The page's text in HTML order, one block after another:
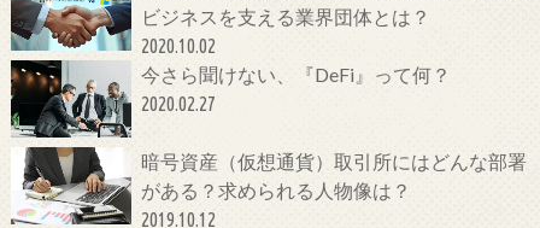
ビジネスを支える業界団体とは？
2020.10.02
今さら聞けない、『DeFi』って何？
2020.02.27
暗号資産（仮想通貨）取引所にはどんな部署
がある？求められる人物像は？
2019.10.12